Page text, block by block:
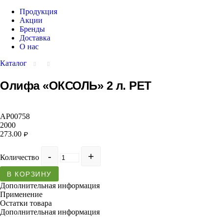
Продукция
Акции
Бренды
Доставка
О нас
Каталог
Олифа «ОКСОЛЬ» 2 л. РЕТ
АР00758
2000
273.00 ₽
Количество
В КОРЗИНУ
Дополнительная информация
Применение
Остатки товара
Дополнительная информация